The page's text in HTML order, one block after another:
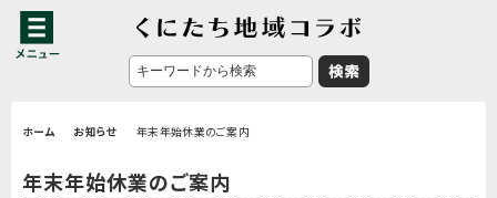
ホーム お知らせ 年末年始休業のご案内
年末年始休業のご案内